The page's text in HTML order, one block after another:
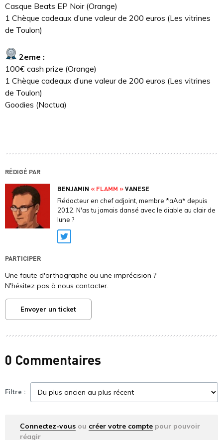
Casque Beats EP Noir (Orange)
1 Chèque cadeaux d’une valeur de 200 euros (Les vitrines
de Toulon)
2eme :
100€ cash prize (Orange)
1 Chèque cadeaux d’une valeur de 200 euros (Les vitrines
de Toulon)
Goodies (Noctua)
RÉDIGÉ PAR
BENJAMIN « FLAMM »VANESE
Rédacteur en chef adjoint, membre *aAa* depuis
2012. N'as tu jamais dansé avec le diable au clair de
lune ?
Twitter
PARTICIPER
Une faute d'orthographe ou une imprécision ?
N'hésitez pas à nous contacter.
Envoyer un ticket
0 Commentaires
Filtre :
Connectez-vous ou créer votre compte pour pouvoir
réagir